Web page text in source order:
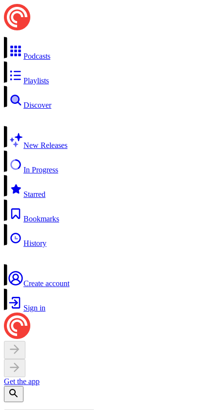
Podcasts
Playlists
Discover
New Releases
In Progress
Starred
Bookmarks
History
Create account
Sign in
Get the app